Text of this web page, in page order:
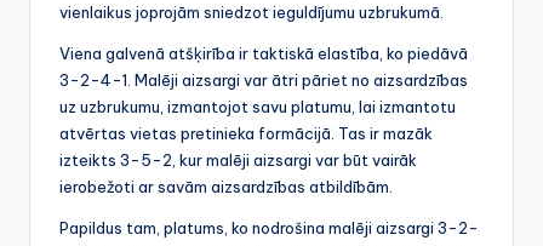
vienlaikus joprojām sniedzot ieguldījumu uzbrukumā.
Viena galvenā atšķirība ir taktiskā elastība, ko piedāvā
3-2-4-1. Malēji aizsargi var ātri pāriet no aizsardzības
uz uzbrukumu, izmantojot savu platumu, lai izmantotu
atvērtas vietas pretinieka formācijā. Tas ir mazāk
izteikts 3-5-2, kur malēji aizsargi var būt vairāk
ierobežoti ar savām aizsardzības atbildībām.
Papildus tam, platums, ko nodrošina malēji aizsargi 3-2-